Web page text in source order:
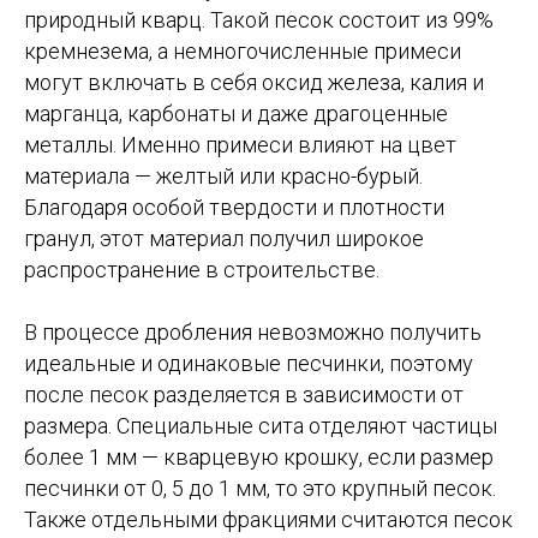
природный кварц. Такой песок состоит из 99%
кремнезема, а немногочисленные примеси
могут включать в себя оксид железа, калия и
марганца, карбонаты и даже драгоценные
металлы. Именно примеси влияют на цвет
материала — желтый или красно-бурый.
Благодаря особой твердости и плотности
гранул, этот материал получил широкое
распространение в строительстве.
В процессе дробления невозможно получить
идеальные и одинаковые песчинки, поэтому
после песок разделяется в зависимости от
размера. Специальные сита отделяют частицы
более 1 мм — кварцевую крошку, если размер
песчинки от 0, 5 до 1 мм, то это крупный песок.
Также отдельными фракциями считаются песок